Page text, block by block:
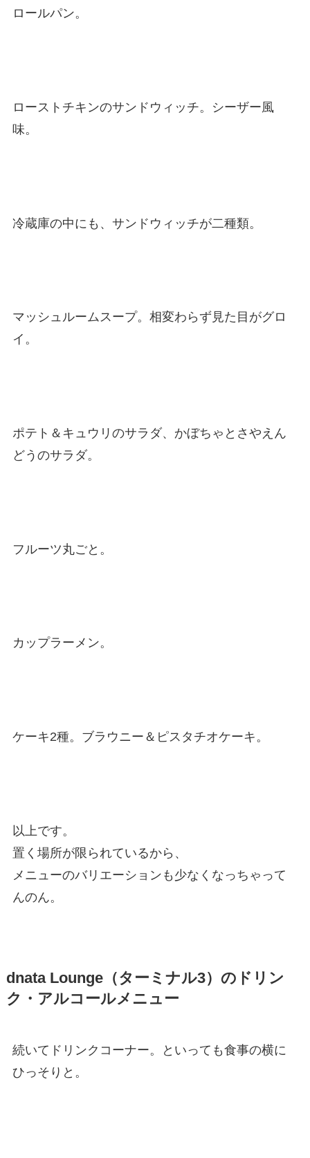
ロールパン。
ローストチキンのサンドウィッチ。シーザー風
味。
冷蔵庫の中にも、サンドウィッチが二種類。
マッシュルームスープ。相変わらず見た目がグロ
イ。
ポテト＆キュウリのサラダ、かぼちゃとさやえん
どうのサラダ。
フルーツ丸ごと。
カップラーメン。
ケーキ2種。ブラウニー＆ピスタチオケーキ。
以上です。
置く場所が限られているから、
メニューのバリエーションも少なくなっちゃって
んのん。
dnata Lounge（ターミナル3）のドリン
ク・アルコールメニュー
続いてドリンクコーナー。といっても食事の横に
ひっそりと。